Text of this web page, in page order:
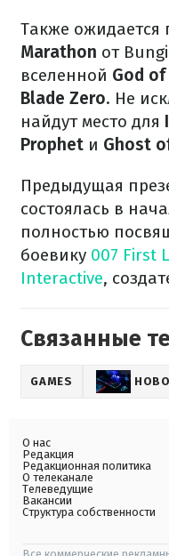
Также ожидается
Marathon от
вселенной God of
Blade Zero. Не
найдут место для
Prophet и Ghost
Предыдущая
состоялась в
полностью
боевику 007 First
Interactive,
Связанные
GAMES
О нас
Редакция
Редакционная политика
О телеканале
Телеведущие
Вакансии
Структура собственности